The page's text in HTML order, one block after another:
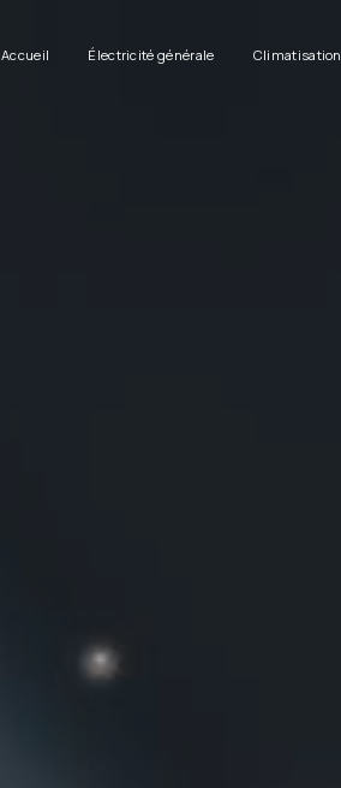
Accueil Électricité générale Climatisation